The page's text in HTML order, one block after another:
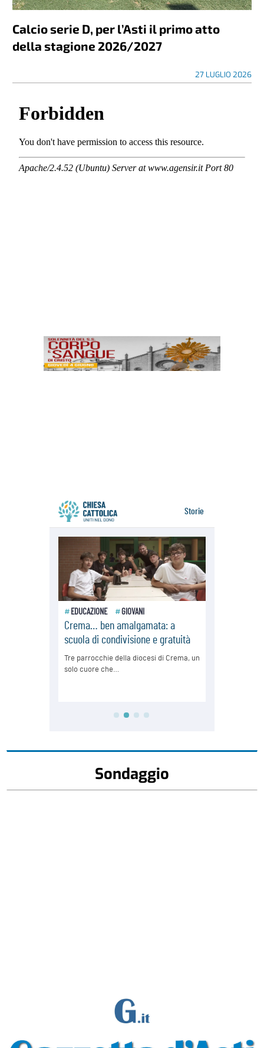
Calcio serie D, per l’Asti il primo atto
della stagione 2026/2027
27 LUGLIO 2026
Sondaggio